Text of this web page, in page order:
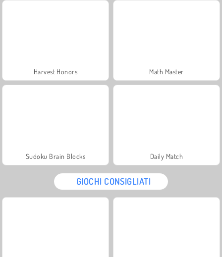
Harvest Honors Math Master
Sudoku Brain Blocks Daily Match
GIOCHI CONSIGLIATI